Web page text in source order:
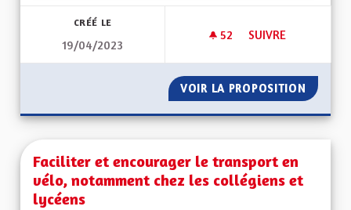
CRÉÉ LE
19/04/2023
52 52 ABONNÉS
SUIVRE
VOIR LA PROPOSITION NON
Faciliter et encourager le transport en
vélo, notamment chez les collégiens et
lycéens